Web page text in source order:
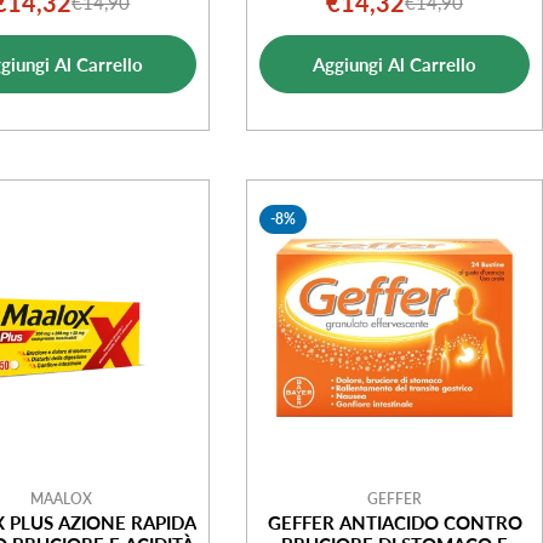
MLPrezzo
di
vendita
Prezzo
normale
Al Carrello
Prezzo
di
vendita
Prezzo
normale
Aggiungi Al Carrello
MAALOX
PLUS AZIONE RAPIDA
-8%
GEFFER
GEFFER ANTIACIDO CONTRO